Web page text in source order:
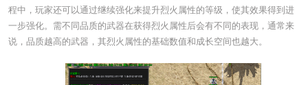
程中，玩家还可以通过继续强化来提升烈火属性的等级，使其效果得到进
一步强化。需不同品质的武器在获得烈火属性后会有不同的表现，通常来
说，品质越高的武器，其烈火属性的基础数值和成长空间也越大。